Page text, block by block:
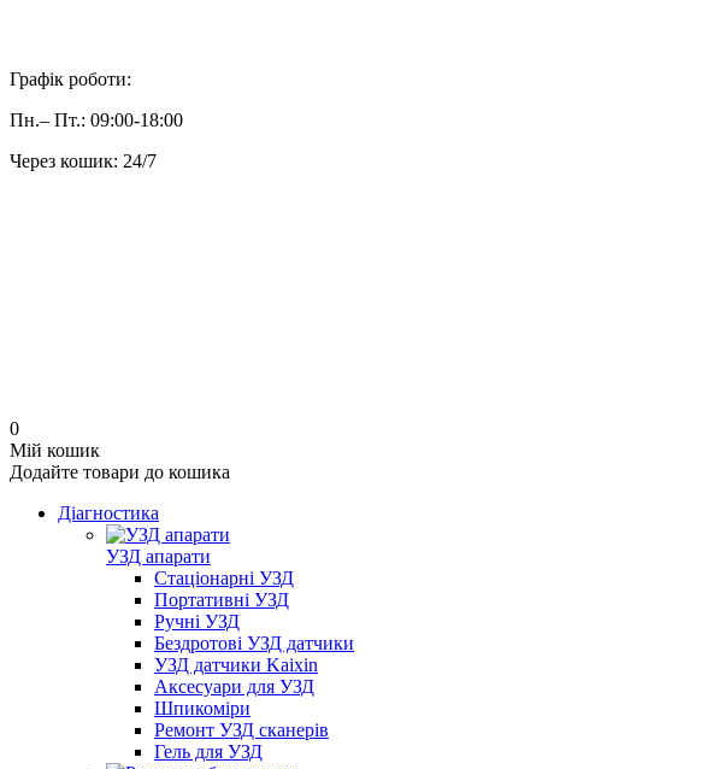
Графік роботи:
Пн.– Пт.: 09:00-18:00
Через кошик: 24/7
0
Мій кошик
Додайте товари до кошика
Діагностика
УЗД апарати
Стаціонарні УЗД
Портативні УЗД
Ручні УЗД
Бездротові УЗД датчики
УЗД датчики Kaixin
Аксесуари для УЗД
Шпикоміри
Ремонт УЗД сканерів
Гель для УЗД